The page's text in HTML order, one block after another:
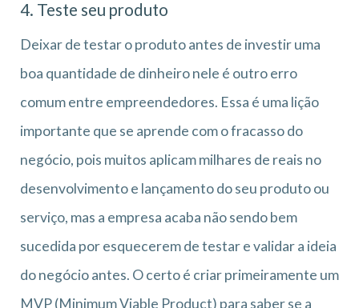
4. Teste seu produto
Deixar de testar o produto antes de investir uma
boa quantidade de dinheiro nele é outro erro
comum entre empreendedores. Essa é uma lição
importante que se aprende com o fracasso do
negócio, pois muitos aplicam milhares de reais no
desenvolvimento e lançamento do seu produto ou
serviço, mas a empresa acaba não sendo bem
sucedida por esquecerem de testar e validar a ideia
do negócio antes. O certo é criar primeiramente um
MVP (Minimum Viable Product) para saber se a